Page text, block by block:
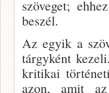
szöveget;
beszél.
Az egyik a
tárgyként
kritikai
azon, amit